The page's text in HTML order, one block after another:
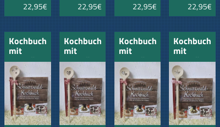
22,95€ 22,95€ 22,95€ 22,95€
Kochbuch
mit
Kochlöffel
- Sterne-
Koch
Kochbuch
mit
Kochlöffel
- Hier
wird mit
Liebe
gekocht
Kochbuch
mit
Kochlöffel
- Mamma
kocht am
Besten
Kochbuch
mit
Kochlöffel
- Queen
of the
Kitchen